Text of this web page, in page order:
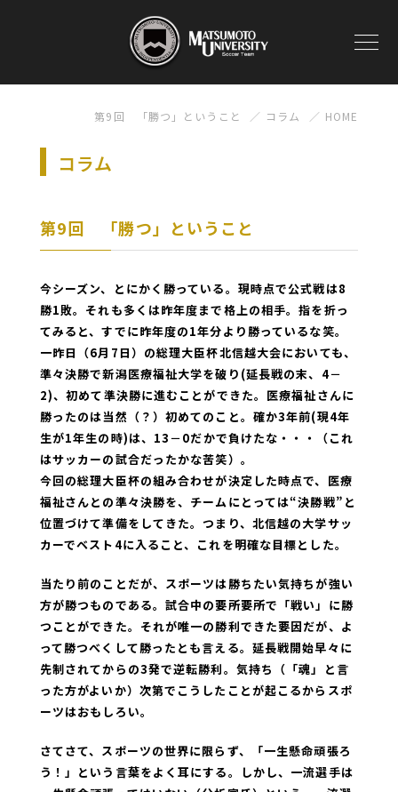
第9回 「勝つ」ということ コラム HOME
コラム
第9回 「勝つ」ということ
今シーズン、とにかく勝っている。現時点で公式戦は8
勝1敗。それも多くは昨年度まで格上の相手。指を折っ
てみると、すでに昨年度の1年分より勝っているな笑。
一昨日（6月7日）の総理大臣杯北信越大会においても、
準々決勝で新潟医療福祉大学を破り(延長戦の末、4－
2)、初めて準決勝に進むことができた。医療福祉さんに
勝ったのは当然（？）初めてのこと。確か3年前(現4年
生が1年生の時)は、13－0だかで負けたな・・・（これ
はサッカーの試合だったかな苦笑）。
今回の総理大臣杯の組み合わせが決定した時点で、医療
福祉さんとの準々決勝を、チームにとっては“決勝戦”と
位置づけて準備をしてきた。つまり、北信越の大学サッ
カーでベスト4に入ること、これを明確な目標とした。
当たり前のことだが、スポーツは勝ちたい気持ちが強い
方が勝つものである。試合中の要所要所で「戦い」に勝
つことができた。それが唯一の勝利できた要因だが、よ
って勝つべくして勝ったとも言える。延長戦開始早々に
先制されてからの3発で逆転勝利。気持ち（「魂」と言
った方がよいか）次第でこうしたことが起こるからスポ
ーツはおもしろい。
さてさて、スポーツの世界に限らず、「一生懸命頑張ろ
う！」という言葉をよく耳にする。しかし、一流選手は